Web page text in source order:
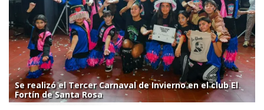
Se realizó el Tercer Carnaval de Invierno en el club El
Fortín de Santa Rosa